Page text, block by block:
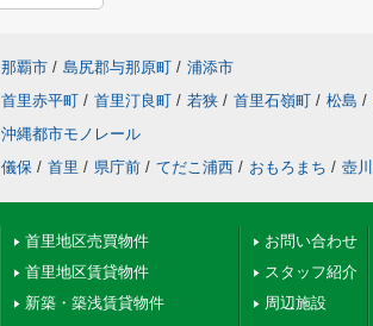
那覇市 / 島尻郡与那原町 / 浦添市
首里赤平町 / 首里汀良町 / 若狭 / 首里石嶺町 / 松島 /
沖縄都市モノレール
儀保 / 首里 / 県庁前 / てだこ浦西 / おもろまち / 壺川
首里地区売買物件
首里地区賃貸物件
新築・築浅賃貸物件
お問い合わせ
スタッフ紹介
周辺施設